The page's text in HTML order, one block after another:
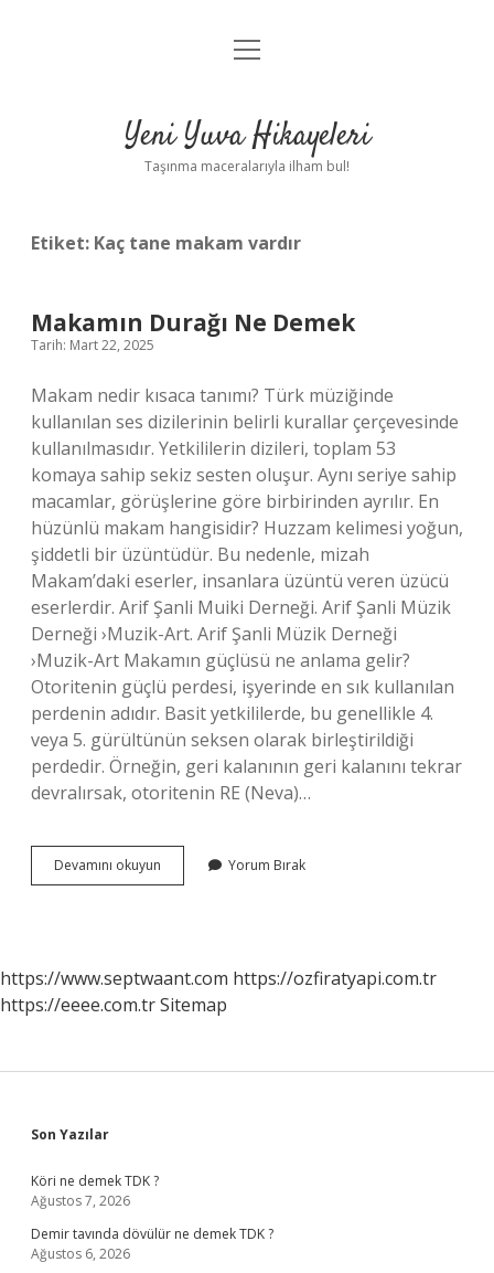
Anasayfa
Yasal Uyarı
menüyü
Yeni Yuva Hikayeleri
Taşınma maceralarıyla ilham bul!
Etiket: Kaç tane makam vardır
Makamın Durağı Ne Demek
Tarih: Mart 22, 2025
Makam nedir kısaca tanımı? Türk müziğinde
kullanılan ses dizilerinin belirli kurallar çerçevesinde
kullanılmasıdır. Yetkililerin dizileri, toplam 53
komaya sahip sekiz sesten oluşur. Aynı seriye sahip
macamlar, görüşlerine göre birbirinden ayrılır. En
hüzünlü makam hangisidir? Huzzam kelimesi yoğun,
şiddetli bir üzüntüdür. Bu nedenle, mizah
Makam’daki eserler, insanlara üzüntü veren üzücü
eserlerdir. Arif Şanli Muiki Derneği. Arif Şanli Müzik
Derneği ›Muzik-Art. Arif Şanli Müzik Derneği
›Muzik-Art Makamın güçlüsü ne anlama gelir?
Otoritenin güçlü perdesi, işyerinde en sık kullanılan
perdenin adıdır. Basit yetkililerde, bu genellikle 4.
veya 5. gürültünün seksen olarak birleştirildiği
perdedir. Örneğin, geri kalanının geri kalanını tekrar
devralırsak, otoritenin RE (Neva)…
Devamını okuyun Makamın
Durağı
Yorum Bırak
https://www.septwaant.com https://ozfiratyapi.com.tr
https://eeee.com.trSitemap
Sidebar
Son Yazılar
Köri ne demek TDK ?
Ağustos 7, 2026
Demir tavında dövülür ne demek TDK ?
Ağustos 6, 2026